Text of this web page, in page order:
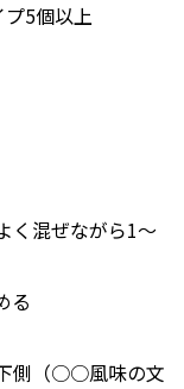
5個以上
く混ぜながら1〜
る
側（○○風味の文